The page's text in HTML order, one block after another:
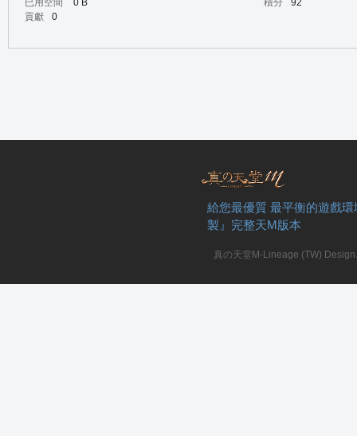
已用空間
0 B 積分
92
貢獻
0
給您最優質 最平衡的遊戲
製』完整天M版本
真の天堂M-Lineage (TW)